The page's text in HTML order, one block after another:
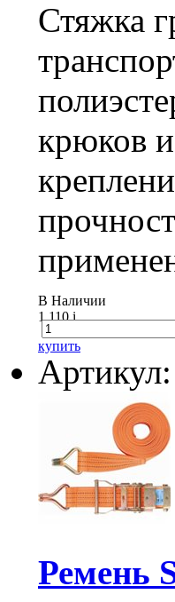
Стяжка
крюков
В Наличии
1 110i
купить
Ремень